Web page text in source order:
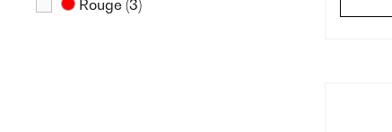
Rouge (3)